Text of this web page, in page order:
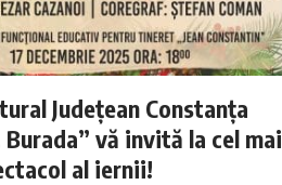
Județean Constanța
vă invită la cel mai
al iernii!